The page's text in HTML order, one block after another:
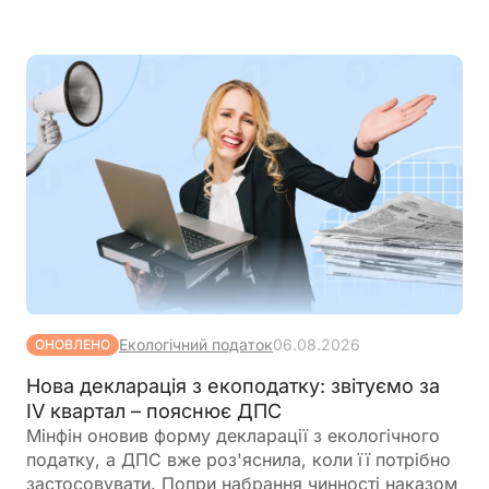
підприємств, які зможуть скористатися такими
пільгами
ОНОВЛЕНО Екологічний податок06.08.2026
Нова декларація з екоподатку: звітуємо за
IV квартал – пояснює ДПС
Мінфін оновив форму декларації з екологічного
податку, а ДПС вже роз'яснила, коли її потрібно
застосовувати. Попри набрання чинності наказом